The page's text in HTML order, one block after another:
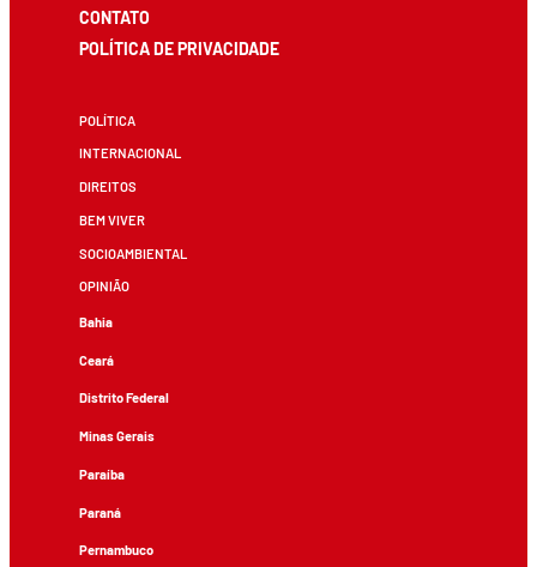
CONTATO
POLÍTICA DE PRIVACIDADE
POLÍTICA
INTERNACIONAL
DIREITOS
BEM VIVER
SOCIOAMBIENTAL
OPINIÃO
Bahia
Ceará
Distrito Federal
Minas Gerais
Paraíba
Paraná
Pernambuco